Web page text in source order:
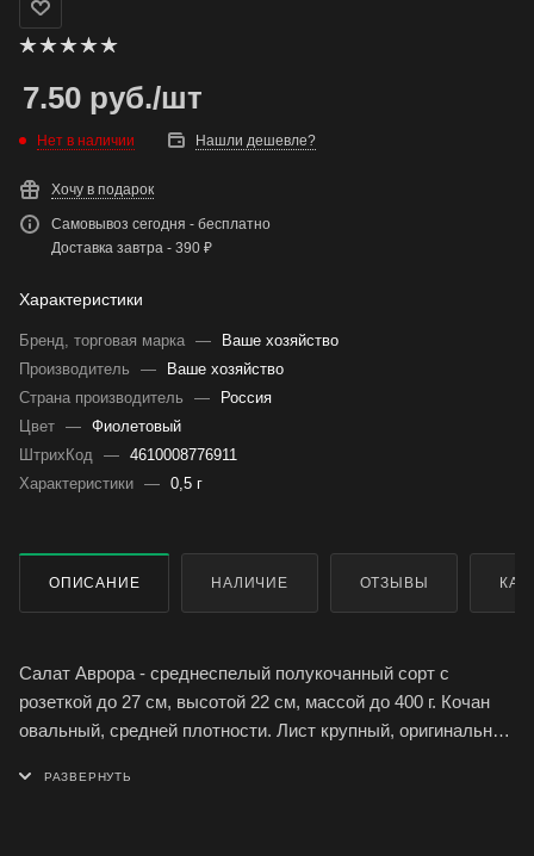
7.50 руб./шт
Нет в наличии Нашли дешевле?
Хочу в подарок
Самовывоз сегодня - бесплатно
Доставка завтра - 390 ₽
Характеристики
Бренд, торговая марка —
Ваше хозяйство
Производитель
—
Ваше хозяйство
Страна производитель
—
Россия
Цвет — Фиолетовый
ШтрихКод — 4610008776911
Характеристики — 0,5 г
ОПИСАНИЕ НАЛИЧИЕ ОТЗЫВЫ
Салат Аврора - среднеспелый полукочанный сорт с
розеткой до 27 см, высотой 22 см, массой до 400 г. Кочан
овальный, средней плотности. Лист крупный, оригинальной
маслянистый, хрустящий.